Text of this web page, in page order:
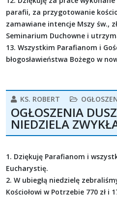
parafii, za przygotowanie
zamawiane intencje Mszy św.,
Seminarium Duchowne i
13. Wszystkim Parafianom i
błogosławieństwa Bożego w
KS. ROBERT
OGŁOSZENIA
NIEDZIELA
1. Dziękuję Parafianom i
Eucharystię.
2. W ubiegłą niedzielę
Kościołowi w Potrzebie 770 zł i